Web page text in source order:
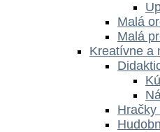
Malá
Malá
Kreatívne a